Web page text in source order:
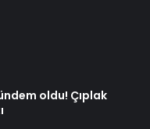
oldu! Çıplak